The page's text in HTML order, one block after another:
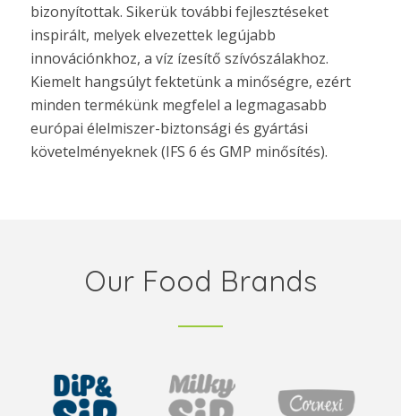
bizonyítottak. Sikerük további fejlesztéseket
inspirált, melyek elvezettek legújabb
innovációnkhoz, a víz ízesítő szívószálakhoz.
Kiemelt hangsúlyt fektetünk a minőségre, ezért
minden termékünk megfelel a legmagasabb
európai élelmiszer-biztonsági és gyártási
követelményeknek (IFS 6 és GMP minősítés).
Our Food Brands